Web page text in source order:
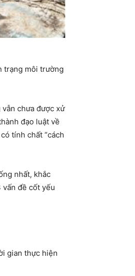
trạng môi trường
chưa được xử
đạo luật về
tính chất “cách
nhất, khắc
đề cốt yếu
gian thực hiện